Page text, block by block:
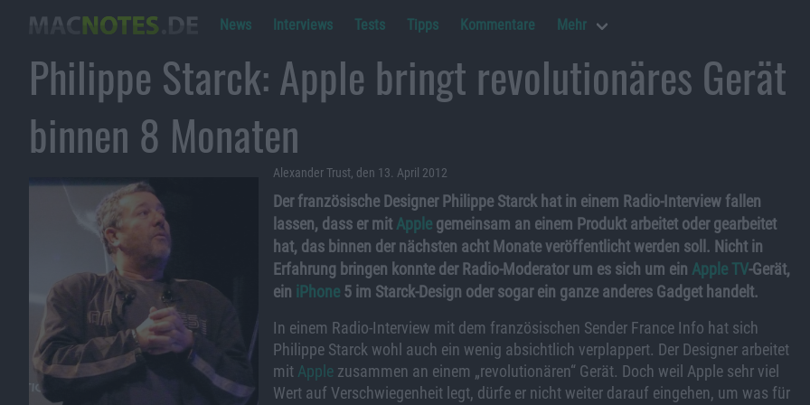
News Interviews Tests Tipps Kommentare Mehr
Philippe Starck: Apple bringt revolutionäres Gerät
binnen 8 Monaten
Alexander Trust, den 13. April 2012
Der französische Designer Philippe Starck hat in einem Radio-Interview fallen
lassen, dass er mit Applegemeinsam an einem Produkt arbeitet oder gearbeitet
hat, das binnen der nächsten acht Monate veröffentlicht werden soll. Nicht in
Erfahrung bringen konnte der Radio-Moderator um es sich um ein Apple TV-Gerät,
ein iPhone5 im Starck-Design oder sogar ein ganze anderes Gadget handelt.
In einem Radio-Interview mit dem französischen Sender France Info hat sich
Philippe Starck wohl auch ein wenig absichtlich verplappert. Der Designer arbeitet
mit Applezusammen an einem „revolutionären“ Gerät. Doch weil Apple sehr viel
Wert auf Verschwiegenheit legt, dürfe er nicht weiter darauf eingehen, um was für